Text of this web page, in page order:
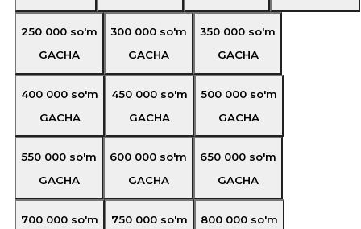
250 000 so'm
GACHA
300 000 so'm
GACHA
350 000 so'm
GACHA
400 000 so'm
GACHA
450 000 so'm
GACHA
500 000 so'm
GACHA
550 000 so'm
GACHA
600 000 so'm
GACHA
650 000 so'm
GACHA
700 000 so'm
750 000 so'm
800 000 so'm